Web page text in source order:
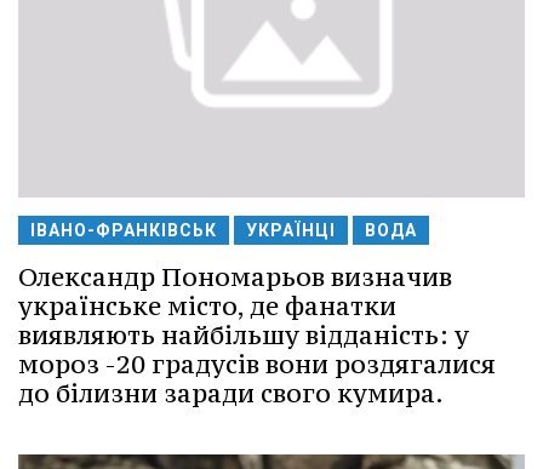
ІВАНО-ФРАНКІВСЬК УКРАЇНЦІ ВОДА
Олександр Пономарьов визначив
українське місто, де фанатки
виявляють найбільшу відданість: у
мороз -20 градусів вони роздягалися
до білизни заради свого кумира.